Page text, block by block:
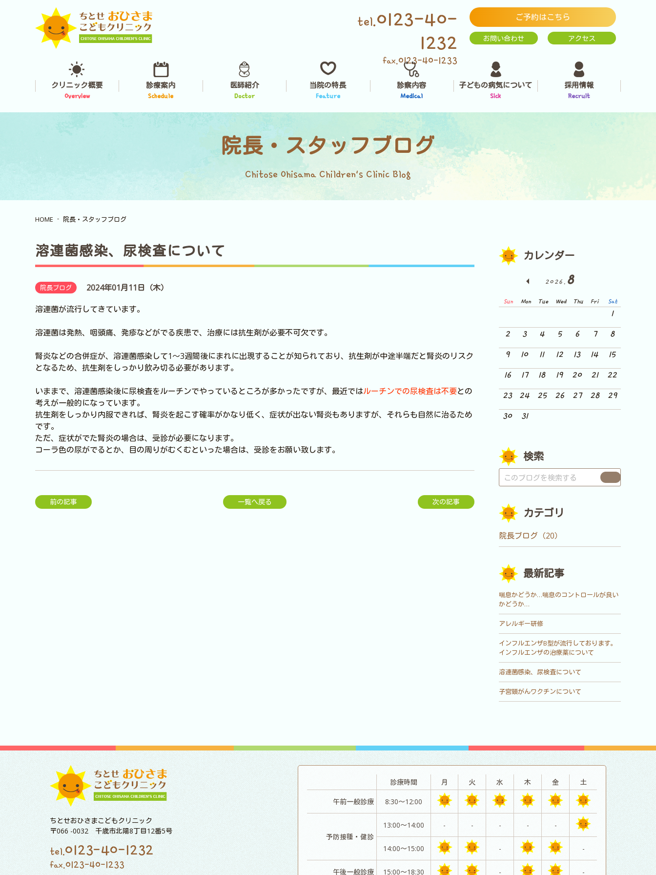
tel.0123-40-
1232
fax.0123-40-1233
ご予約はこちら
お問い合わせ アクセス
クリニック概要
Overview
診療案内
Schedule
医師紹介
Doctor
当院の特長
Feature
診察内容
Medical
子どもの病気について
Sick
採用情報
Recruit
院長・スタッフブログ
Chitose Ohisama Children's Clinic Blog
HOME 院長・スタッフブログ
溶連菌感染、尿検査について
院長ブログ
2024年01月11日（木）
溶連菌が流行してきています。
溶連菌は発熱、咽頭痛、発疹などがでる疾患で、治療には抗生剤が必要不可欠です。
腎炎などの合併症が、溶連菌感染して1～3週間後にまれに出現することが知られており、抗生剤が中途半端だと腎炎のリスク
となるため、抗生剤をしっかり飲み切る必要があります。
いままで、溶連菌感染後に尿検査をルーチンでやっているところが多かったですが、最近ではルーチンでの尿検査は不要との
考えが一般的になっています。
抗生剤をしっかり内服できれば、腎炎を起こす確率がかなり低く、症状が出ない腎炎もありますが、それらも自然に治るため
です。
ただ、症状がでた腎炎の場合は、受診が必要になります。
コーラ色の尿がでるとか、目の周りがむくむといった場合は、受診をお願い致します。
前の記事 一覧へ戻る 次の記事
カレンダー
2026. 8
Sun Mon Tue Wed Thu Fri Sat
1
2
3 4 5 6 7
8
9
10 11 12 13 14
15
16
17 18 19 20 21
22
23
24 25 26 27 28
29
30
31
検索
カテゴリ
院長ブログ（20）
最新記事
喘息かどうか…喘息のコントロールが良い
かどうか…
アレルギー研修
インフルエンザB型が流行しております。
インフルエンザの治療薬について
溶連菌感染、尿検査について
子宮頸がんワクチンについて
ちとせおひさまこどもクリニック
〒066 -0032 千歳市北陽8丁目12番5号
tel.0123-40-1232
fax.0123-40-1233
診療時間 月 火 水 木 金 土
午前一般診療 8:30～12:00
予防接種・健診
13:00～14:00 - - - - -
14:00～15:00 - -
午後一般診療 15:00～18:30 - -